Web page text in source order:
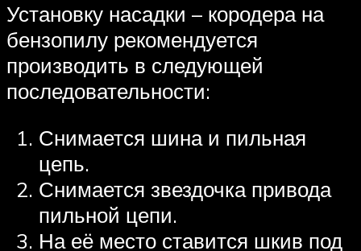
Установку насадки – кородера на
бензопилу рекомендуется
производить в следующей
последовательности:
Снимается шина и пильная
цепь.
Снимается звездочка привода
пильной цепи.
На её место ставится шкив под